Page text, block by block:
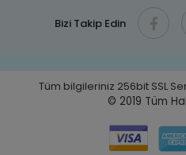
Bizi Takip Edin
Tüm bilgileriniz 256bit SSL
© 2019 Tüm